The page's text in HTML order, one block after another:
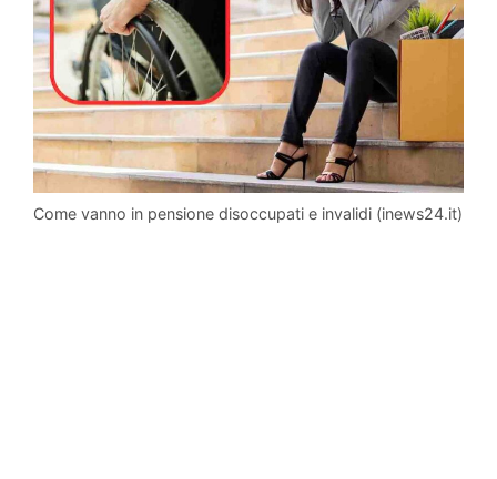
Come vanno in pensione disoccupati e invalidi (inews24.it)